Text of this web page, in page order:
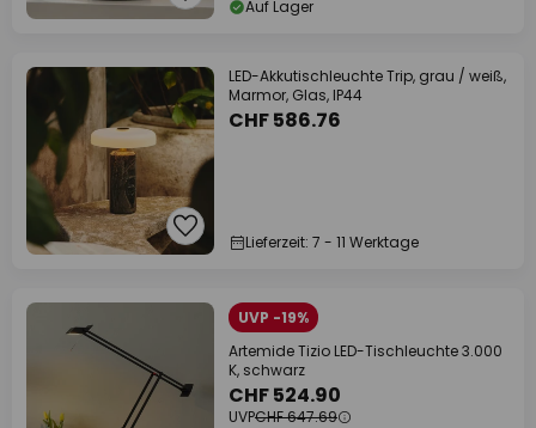
Auf Lager
LED-Akkutischleuchte Trip, grau / weiß,
Marmor, Glas, IP44
CHF 586.76
Lieferzeit: 7 - 11 Werktage
UVP -19%
Artemide Tizio LED-Tischleuchte 3.000
K, schwarz
CHF 524.90
UVPCHF 647.69